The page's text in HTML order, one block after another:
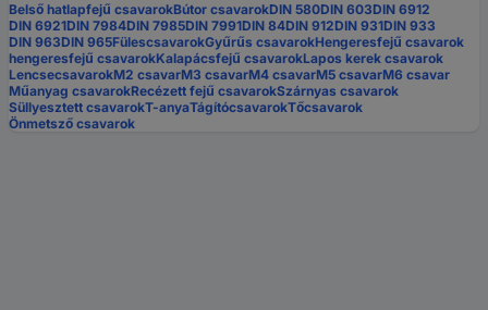
Belső hatlapfejű csavarokBútor csavarokDIN 580DIN 603DIN 6912
DIN 6921DIN 7984DIN 7985DIN 7991DIN 84DIN 912DIN 931DIN 933
DIN 963DIN 965FülescsavarokGyűrűs csavarokHengeresfejű csavarok
hengeresfejű csavarokKalapácsfejű csavarokLapos kerek csavarok
LencsecsavarokM2 csavarM3 csavarM4 csavarM5 csavarM6 csavar
Műanyag csavarokRecézett fejű csavarokSzárnyas csavarok
Süllyesztett csavarokT-anyaTágítócsavarokTőcsavarok
Önmetsző csavarok